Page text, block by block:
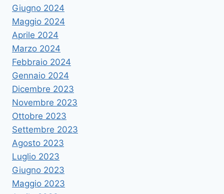
Giugno 2024
Maggio 2024
Aprile 2024
Marzo 2024
Febbraio 2024
Gennaio 2024
Dicembre 2023
Novembre 2023
Ottobre 2023
Settembre 2023
Agosto 2023
Luglio 2023
Giugno 2023
Maggio 2023